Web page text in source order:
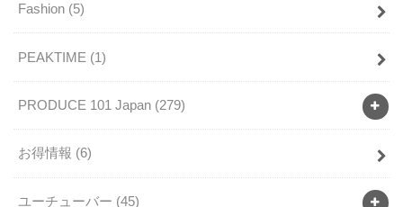
Fashion (5)
PEAKTIME (1)
PRODUCE 101 Japan (279)
お得情報 (6)
ユーチューバー (45)